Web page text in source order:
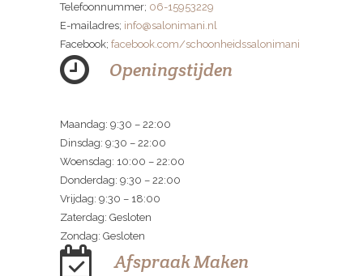
Telefoonnummer; 06-15953229
E-mailadres; info@salonimani.nl
Facebook; facebook.com/schoonheidssalonimani
Openingstijden
Maandag: 9:30 – 22:00
Dinsdag: 9:30 – 22:00
Woensdag: 10:00 – 22:00
Donderdag: 9:30 – 22:00
Vrijdag: 9:30 – 18:00
Zaterdag: Gesloten
Zondag: Gesloten
Afspraak Maken